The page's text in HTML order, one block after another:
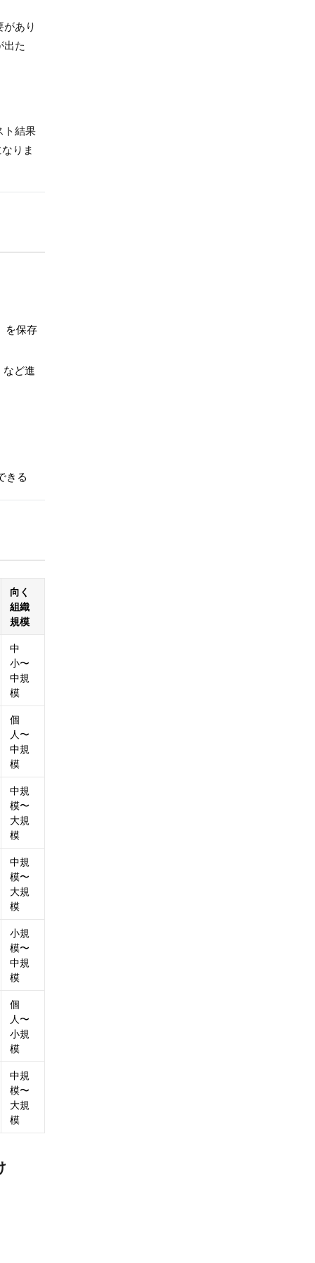
あり
出た
ト結果
りま
を保存
など進
きる
向く
組織
規模
中
小〜
中規
模
個
人〜
中規
模
中規
模〜
大規
模
中規
模〜
大規
模
小規
模〜
中規
模
個
人〜
小規
模
中規
模〜
大規
模